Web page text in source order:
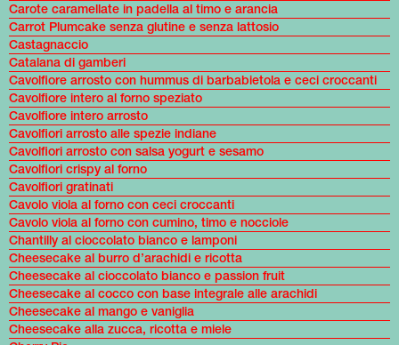
Carote caramellate in padella al timo e arancia
Carrot Plumcake senza glutine e senza lattosio
Castagnaccio
Catalana di gamberi
Cavolfiore arrosto con hummus di barbabietola e ceci croccanti
Cavolfiore intero al forno speziato
Cavolfiore intero arrosto
Cavolfiori arrosto alle spezie indiane
Cavolfiori arrosto con salsa yogurt e sesamo
Cavolfiori crispy al forno
Cavolfiori gratinati
Cavolo viola al forno con ceci croccanti
Cavolo viola al forno con cumino, timo e nocciole
Chantilly al cioccolato bianco e lamponi
Cheesecake al burro d’arachidi e ricotta
Cheesecake al cioccolato bianco e passion fruit
Cheesecake al cocco con base integrale alle arachidi
Cheesecake al mango e vaniglia
Cheesecake alla zucca, ricotta e miele